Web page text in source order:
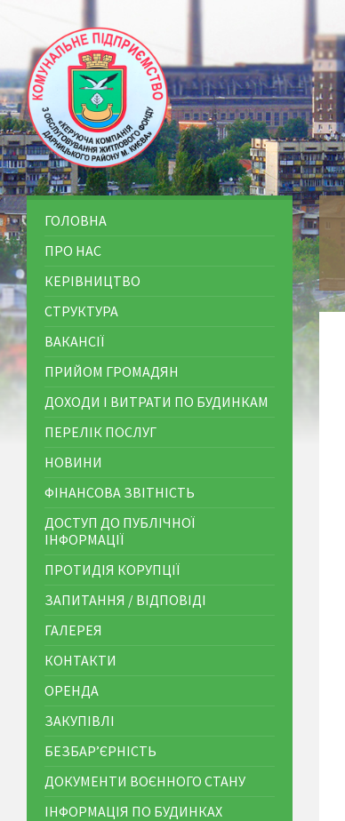
ГОЛОВНА
ПРО НАС
КЕРІВНИЦТВО
СТРУКТУРА
ВАКАНСІЇ
ПРИЙОМ ГРОМАДЯН
ДОХОДИ І ВИТРАТИ ПО БУДИНКАМ
ПЕРЕЛІК ПОСЛУГ
НОВИНИ
ФІНАНСОВА ЗВІТНІСТЬ
ДОСТУП ДО ПУБЛІЧНОЇ
ІНФОРМАЦІЇ
ПРОТИДІЯ КОРУПЦІЇ
ЗАПИТАННЯ / ВІДПОВІДІ
ГАЛЕРЕЯ
КОНТАКТИ
ОРЕНДА
ЗАКУПІВЛІ
БЕЗБАР’ЄРНІСТЬ
ДОКУМЕНТИ ВОЄННОГО СТАНУ
ІНФОРМАЦІЯ ПО БУДИНКАХ